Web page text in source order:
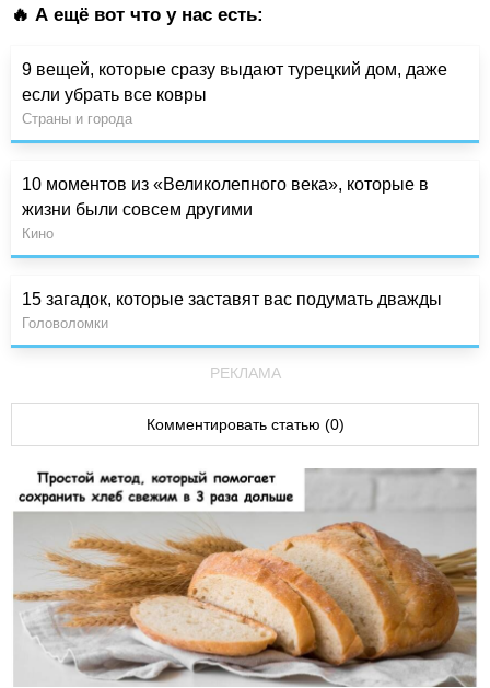
🔥 А ещё вот что у нас есть:
9 вещей, которые сразу выдают турецкий дом, даже
если убрать все ковры
Страны и города
10 моментов из «Великолепного века», которые в
жизни были совсем другими
Кино
15 загадок, которые заставят вас подумать дважды
Головоломки
РЕКЛАМА
Комментировать статью (0)